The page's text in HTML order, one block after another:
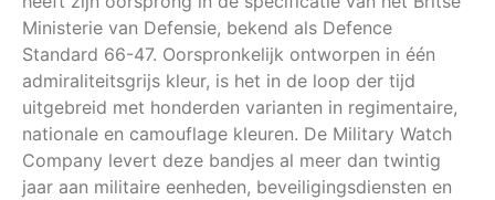
Ministerie van Defensie, bekend als Defence
Standard 66-47. Oorspronkelijk ontworpen in één
admiraliteitsgrijs kleur, is het in de loop der tijd
uitgebreid met honderden varianten in regimentaire,
nationale en camouflage kleuren. De Military Watch
Company levert deze bandjes al meer dan twintig
jaar aan militaire eenheden, beveiligingsdiensten en